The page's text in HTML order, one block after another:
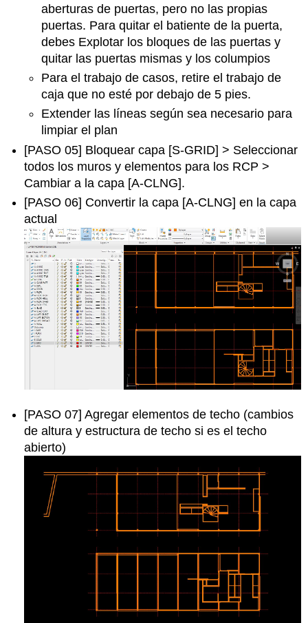
aberturas de puertas, pero no las propias
puertas. Para quitar el batiente de la puerta,
debes Explotar los bloques de las puertas y
quitar las puertas mismas y los columpios
Para el trabajo de casos, retire el trabajo de
caja que no esté por debajo de 5 pies.
Extender las líneas según sea necesario para
limpiar el plan
[PASO 05] Bloquear capa [S-GRID] > Seleccionar
todos los muros y elementos para los RCP >
Cambiar a la capa [A-CLNG].
[PASO 06] Convertir la capa [A-CLNG] en la capa
actual
[PASO 07] Agregar elementos de techo (cambios
de altura y estructura de techo si es el techo
abierto)